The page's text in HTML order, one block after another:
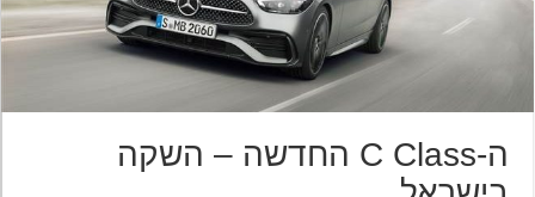
ה-C Class החדשה – השקה